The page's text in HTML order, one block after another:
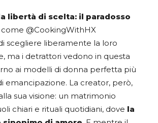
libertà di scelta: il paradosso
come @CookingWithHX
scegliere liberamente la loro
ma i detrattori vedono in questa
ai modelli di donna perfetta più
emancipazione. La creator, però,
sua visione: un matrimonio
chiari e rituali quotidiani, dove la